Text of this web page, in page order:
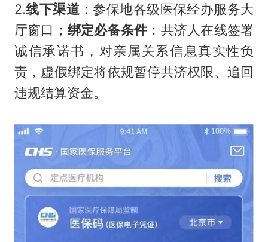
2.线下渠道 ：参保地各级医保经办服务大
厅窗口； 绑定必备条件 ：共济人在线签署
诚信承诺书，对亲属关系信息真实性负
责，虚假绑定将依规暂停共济权限、追回
违规结算资金。